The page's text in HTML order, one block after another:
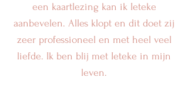
een kaartlezing kan ik Ieteke
aanbevelen. Alles klopt en dit doet zij
zeer professioneel en met heel veel
liefde. Ik ben blij met Ieteke in mijn
leven.